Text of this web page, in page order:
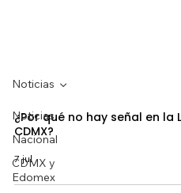
Noticias
Nacional
CDMX y
Edomex
Noticias
¿Por qué no hay señal en la
CDMX?
7 jul